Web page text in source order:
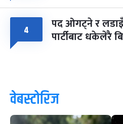
४ पद ओगट्ने र
पार्टीबाट धकेलेरै
वेबस्टोरिज